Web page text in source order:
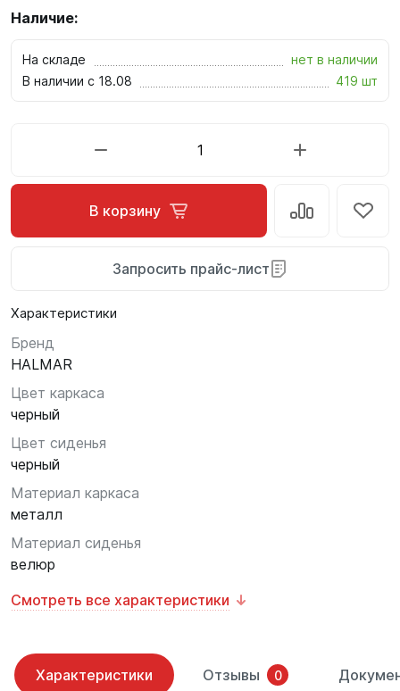
Характеристики
Бренд
HALMAR
Цвет каркаса
черный
Цвет сиденья
черный
Материал каркаса
металл
Материал сиденья
велюр
Смотреть все характеристики
Наличие:
На складе
нет в наличии
В наличии с 18.08
419 шт
В корзину
Запросить прайс-лист
Характеристики Отзывы 0